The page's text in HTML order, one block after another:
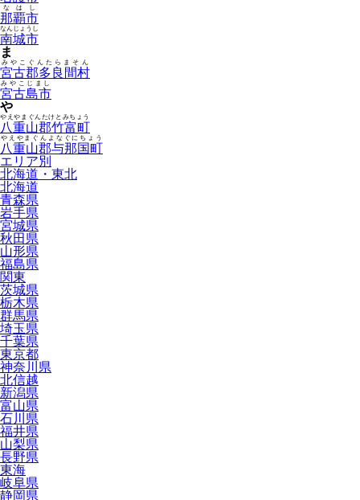
那覇市
なはし
南城市
なんじょうし
ま
宮古郡多良間村
みやこぐんたらまそん
宮古島市
みやこじまし
や
八重山郡竹富町
やえやまぐんたけとみちょう
八重山郡与那国町
やえやまぐんよなぐにちょう
エリア別
北海道・東北
北海道
青森県
岩手県
宮城県
秋田県
山形県
福島県
関東
茨城県
栃木県
群馬県
埼玉県
千葉県
東京都
神奈川県
北信越
新潟県
富山県
石川県
福井県
山梨県
長野県
東海
岐阜県
静岡県